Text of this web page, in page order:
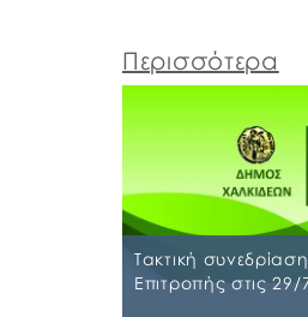
Περισσότερα
Τακτική
Επιτροπής στις